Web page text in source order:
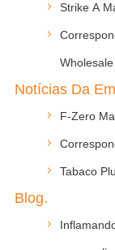
Strike A
Wholesale
Notícias Da
F-Zero
Tabaco
Blog.